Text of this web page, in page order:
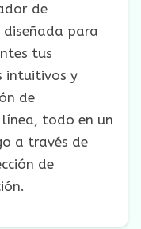
de
para
tus
intuitivos y
de
todo en un
a través de
de